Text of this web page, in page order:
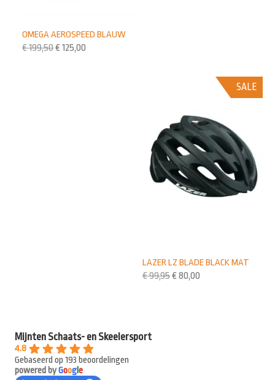
OMEGA AEROSPEED BLAUW
€199,50€ 125,00
SALE
LAZER LZ BLADE BLACK MAT
€99,95€ 80,00
Mijnten Schaats- en Skeelersport
4.8
Gebaseerd op 193 beoordelingen
powered byGooge